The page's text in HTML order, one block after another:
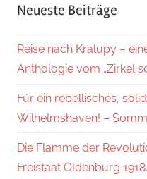
Neueste Beiträge
Reise nach Kralupy –
Anthologie vom „Zirkel
Für ein rebellisches,
Wilhelmshaven! –
Die Flamme der
Freistaat Oldenburg